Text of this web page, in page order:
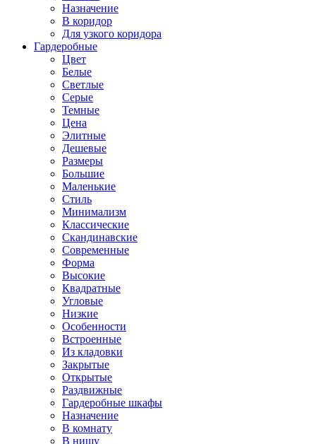
Назначение
В коридор
Для узкого коридора
Гардеробные
Цвет
Белые
Светлые
Серые
Темные
Цена
Элитные
Дешевые
Размеры
Большие
Маленькие
Стиль
Минимализм
Классические
Скандинавские
Современные
Форма
Высокие
Квадратные
Угловые
Низкие
Особенности
Встроенные
Из кладовки
Закрытые
Открытые
Раздвижные
Гардеробные шкафы
Назначение
В комнату
В нишу